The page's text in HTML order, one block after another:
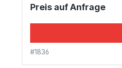
Preis auf Anfrage
#1836